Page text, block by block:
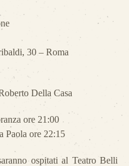
30 – Roma
Della Casa
ore 21:00
Paola ore 22:15
ospitati al Teatro Belli